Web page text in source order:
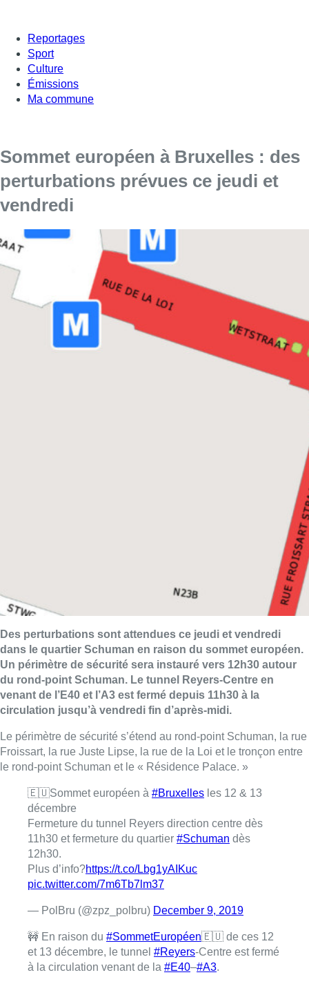
Reportages
Sport
Culture
Émissions
Ma commune
Sommet européen à Bruxelles : des
perturbations prévues ce jeudi et
vendredi
Des perturbations sont attendues ce jeudi et vendredi
dans le quartier Schuman en raison du sommet européen.
Un périmètre de sécurité sera instauré vers 12h30 autour
du rond-point Schuman. Le tunnel Reyers-Centre en
venant de l’E40 et l’A3 est fermé depuis 11h30 à la
circulation jusqu’à vendredi fin d’après-midi.
Le périmètre de sécurité s’étend au rond-point Schuman, la rue
Froissart, la rue Juste Lipse, la rue de la Loi et le tronçon entre
le rond-point Schuman et le « Résidence Palace. »
🇪🇺Sommet européen à #Bruxelles les 12 & 13
décembre
Fermeture du tunnel Reyers direction centre dès
11h30 et fermeture du quartier #Schuman dès
12h30.
Plus d’info?https://t.co/Lbg1yAIKuc
pic.twitter.com/7m6Tb7lm37
— PolBru (@zpz_polbru) December 9, 2019
🚧 En raison du #SommetEuropéen🇪🇺 de ces 12
et 13 décembre, le tunnel #Reyers-Centre est fermé
à la circulation venant de la #E40–#A3.